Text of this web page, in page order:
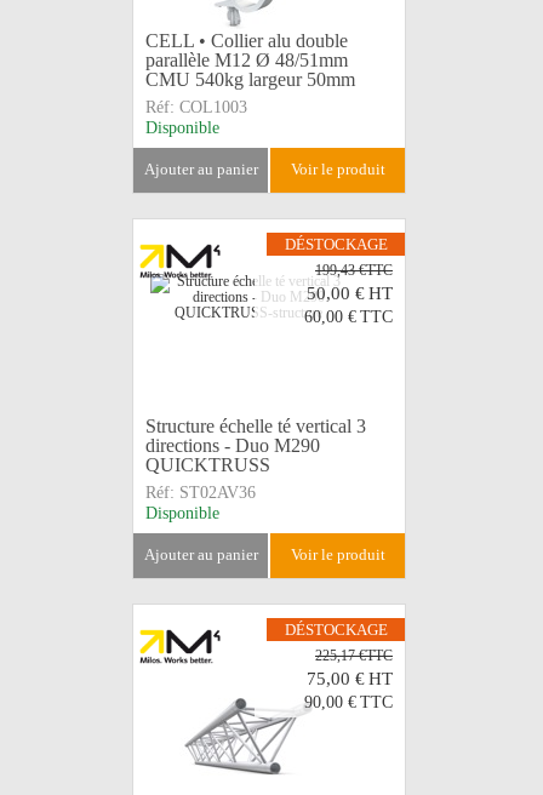
CELL • Collier alu double
parallèle M12 Ø 48/51mm
CMU 540kg largeur 50mm
Réf: COL1003
Disponible
ajouter au panier voir le produit
DÉSTOCKAGE
199,43 €TTC
50,00 €HT
60,00 € TTC
Structure échelle té vertical 3
directions - Duo M290
QUICKTRUSS
Réf: ST02AV36
Disponible
ajouter au panier voir le produit
DÉSTOCKAGE
225,17 €TTC
75,00 €HT
90,00 € TTC